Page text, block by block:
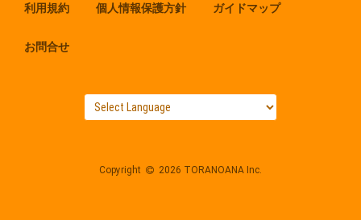
利用規約 個人情報保護方針 ガイドマップ
お問合せ
Copyright 2026 TORANOANA Inc.